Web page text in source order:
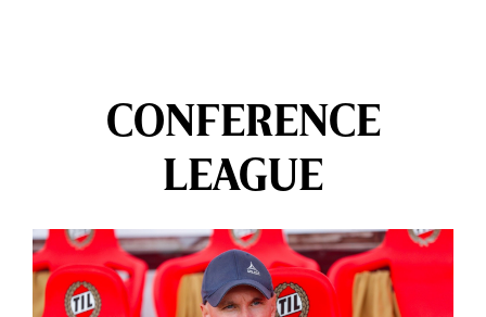
CONFERENCE
LEAGUE